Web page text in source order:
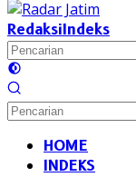
RedaksiIndeks
HOME
INDEKS